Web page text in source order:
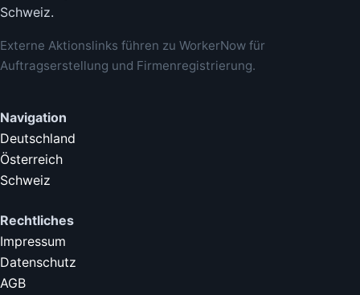
Schweiz.
Externe Aktionslinks führen zu WorkerNow für
Auftragserstellung und Firmenregistrierung.
Navigation
Deutschland
Österreich
Schweiz
Rechtliches
Impressum
Datenschutz
AGB